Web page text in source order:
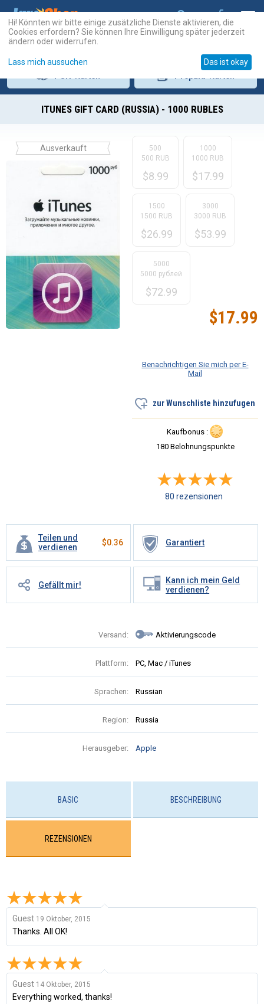
ITUNES GIFT CARD (RUSSIA) - 1000 RUBLES
Ausverkauft
Teilen und
verdienen
$0.36 Garantiert
Gefällt mir!
Kann ich mein Geld
verdienen?
Versand: Aktivierungscode
Plattform: PC, Mac / iTunes
Sprachen: Russian
Region: Russia
Herausgeber: Apple
500
500 RUB
$8.99
1000
1000 RUB
$17.99
1500
1500 RUB
$26.99
3000
3000 RUB
$53.99
5000
5000 рублей
$72.99
$17.99
Benachrichtigen Sie mich per E-
Mail
zur Wunschliste hinzufugen
Kaufbonus :
180 Belohnungspunkte
80 rezensionen
BASIC BESCHREIBUNG
REZENSIONEN
Guest 19 Oktober, 2015
Thanks. All OK!
Guest 14 Oktober, 2015
Everything worked, thanks!
Hi! Könnten wir bitte einige zusätzliche Dienste aktivieren, die
Cookies erfordern? Sie können Ihre Einwilligung später jederzeit
ändern oder widerrufen.
Lass mich aussuchen Das ist okay